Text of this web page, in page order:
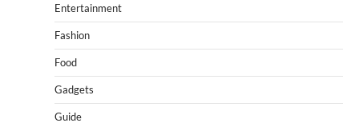
Entertainment
Fashion
Food
Gadgets
Guide